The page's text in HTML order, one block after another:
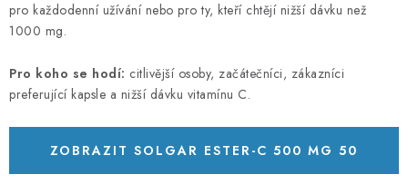
pro každodenní užívání nebo pro ty, kteří chtějí nižší dávku než
1000 mg.
Pro koho se hodí: citlivější osoby, začátečníci, zákazníci
preferující kapsle a nižší dávku vitamínu C.
ZOBRAZIT SOLGAR ESTER-C 500 MG 50